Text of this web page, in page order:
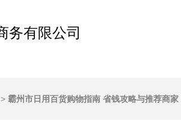
务有限公司
> 霸州市日用百货购物指南 省钱攻略与推荐商家